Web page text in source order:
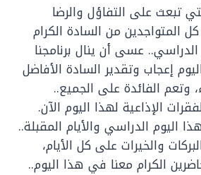
تبعث على التفاؤل والرضا
المتواجدين من السادة الكرام
عسى أن ينال برنامجنا
إعجاب وتقدير السادة الأفاضل
وتعم الفائدة على الجميع..
الإذاعية لهذا اليوم الآن.
اليوم الدراسي والأيام المقبلة..
والخيرات على كل الأيام،
الكرام معنا في هذا اليوم..